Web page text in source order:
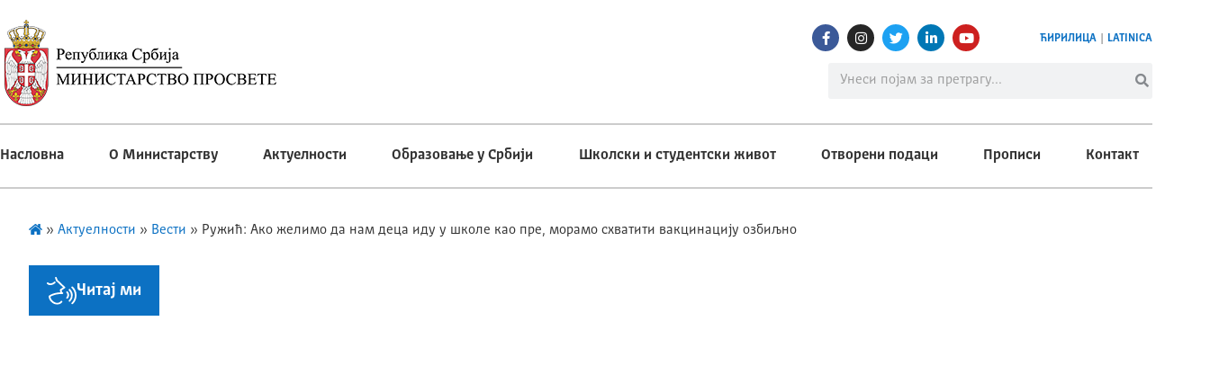
ЋИРИЛИЦА LATINICA
Насловна О Министарству Актуелности Образовање у Србији Школски и студентски живот Отворени подаци Прописи Контакт
» Актуелности » Вести » Ружић: Ако желимо да нам деца иду у школе као пре, морамо схватити вакцинацију озбиљно
Читај ми